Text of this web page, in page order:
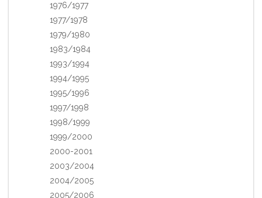
1976/1977
1977/1978
1979/1980
1983/1984
1993/1994
1994/1995
1995/1996
1997/1998
1998/1999
1999/2000
2000-2001
2003/2004
2004/2005
2005/2006